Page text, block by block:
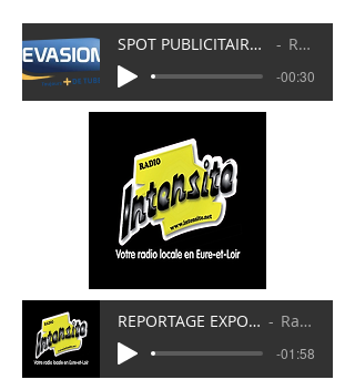
SPOT PUBLICITAIRE EXPOSITION JOSEPHINE BAKER 2023 Radio Evasion
-00:30
REPORTAGE EXPOSITION JOSEPHINE BAKER 2023 Radio Intensité
-01:58